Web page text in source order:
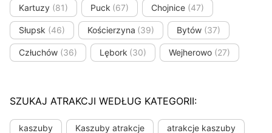
Kartuzy (81) Puck (67) Chojnice (47)
Słupsk (46) Kościerzyna (39) Bytów (37)
Człuchów (36) Lębork (30) Wejherowo (27)
SZUKAJ ATRAKCJI WEDŁUG KATEGORII:
kaszuby Kaszuby atrakcje atrakcje kaszuby